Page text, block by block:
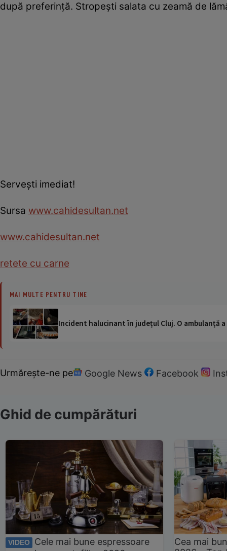
după preferinţă. Stropeşti salata cu zeamă de
Serveşti imediat!
Sursa www.cahidesultan.net
www.cahidesultan.net
retete cu carne
MAI MULTE PENTRU TINE
Incident halucinant în județul Cluj. O ambulanță
Urmărește-ne pe Google News Facebook
Ghid de cumpărături
VIDEO
Cele mai bune espressoare
Cea mai